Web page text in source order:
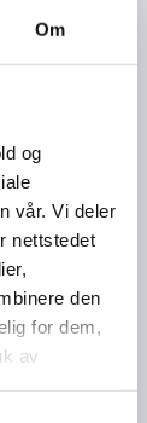
Om
og
vår. Vi deler
nettstedet
den
for dem,
av